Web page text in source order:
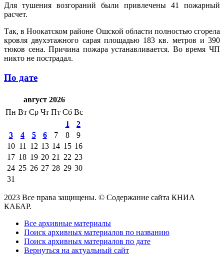
Для тушения возгораний были привлечены 41 пожарный
расчет.
Так, в Ноокатском районе Ошской области полностью сгорела
кровля двухэтажного сарая площадью 183 кв. метров и 390
тюков сена. Причина пожара устанавливается. Во время ЧП
никто не пострадал.
По дате
август 2026
Пн Вт Ср Чт Пт Сб Вс
1
2
3
4 5 6 7 8
9
10 11 12 13 14 15 16
17 18 19 20 21 22 23
24 25 26 27 28 29 30
31
2023 Все права защищены. © Содержание сайта КНИА
КАБАР.
Все архивные материалы
Поиск архивных материалов по названию
Поиск архивных материалов по дате
Вернуться на актуальный сайт